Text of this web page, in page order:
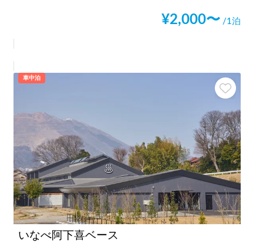
¥2,000〜 /1泊
車中泊
いなべ阿下喜ベース